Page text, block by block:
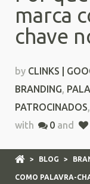
marca
chave
by CLINKS |
BRANDING,
PATROCINADOS,
with
0 and
> BLOG >
COMO PALAVRA-